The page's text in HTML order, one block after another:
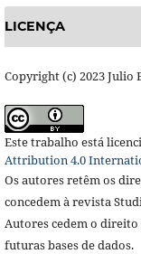
LICENÇA
Copyright (c) 2023 Julio
Este trabalho está
Attribution 4.0
Os autores retêm os
concedem à revista
Autores cedem o
futuras bases de dados.